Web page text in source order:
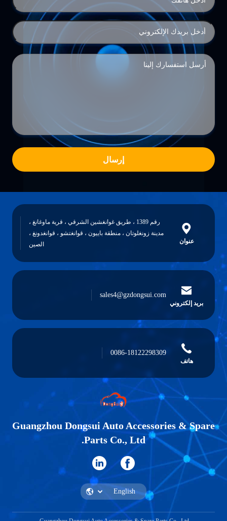
إرسال
عنوان
رقم 1389 ، طريق غوانغشين الشرقي ، قرية ماوغانغ ،
مدينة زونغلوتان ، منطقة باييون ، قوانغتشو ، قوانغدونغ ،
الصين
بريد إلكتروني
sales4@gzdongsui.com
هاتف
0086-18122298309
Guangzhou Dongsui Auto Accessories & Spare
Parts Co., Ltd.